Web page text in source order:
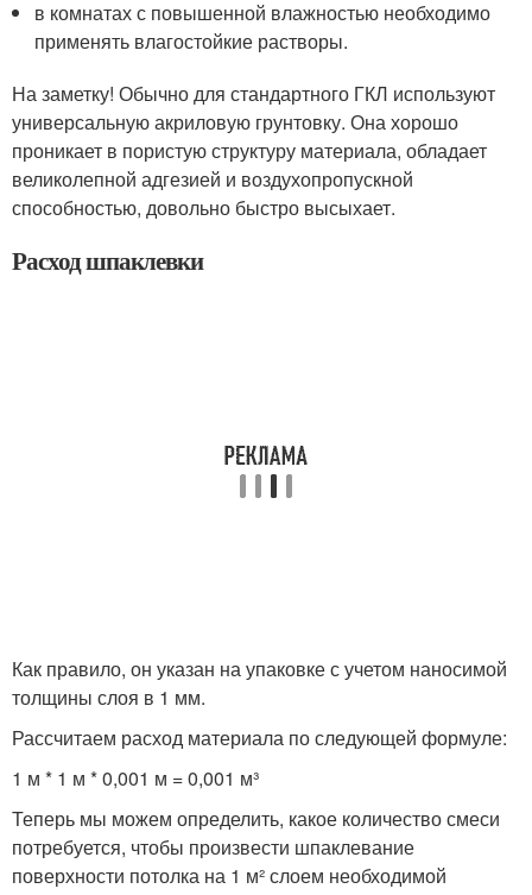
в комнатах с повышенной влажностью необходимо
применять влагостойкие растворы.
На заметку! Обычно для стандартного ГКЛ используют
универсальную акриловую грунтовку. Она хорошо
проникает в пористую структуру материала, обладает
великолепной адгезией и воздухопропускной
способностью, довольно быстро высыхает.
Расход шпаклевки
Как правило, он указан на упаковке с учетом наносимой
толщины слоя в 1 мм.
Рассчитаем расход материала по следующей формуле:
1 м * 1 м * 0,001 м = 0,001 м³
Теперь мы можем определить, какое количество смеси
потребуется, чтобы произвести шпаклевание
поверхности потолка на 1 м² слоем необходимой